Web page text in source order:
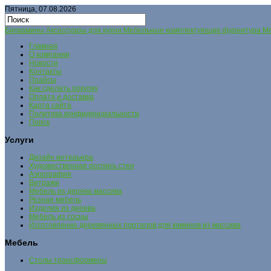
Пятница, 07.08.2026
Биокамины Аксессуары для кухни Мебельные комплектующие,фурнитура
Главная
О компании
Новости
Контакты
Прайсы
Как сделать покупку
Оплата и доставка
Карта сайта
Политика конфиденциальности
Поиск
Услуги
Дизайн интерьера
Художественная роспись стен
Аэрография
Витражи
Мебель из дерева массива
Резная мебель
Изделия из дерева
Мебель из сосны
Изготовление деревянных порталов для каминов из массива
Мебель
Столы трансформеры